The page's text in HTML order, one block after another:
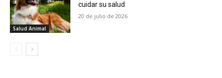
Salud Animal
cuidar su salud
20 de julio de 2026